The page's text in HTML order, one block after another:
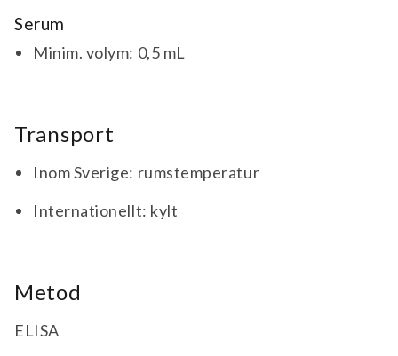
Serum
Minim. volym: 0,5 mL
Transport
Inom Sverige: rumstemperatur
Internationellt: kylt
Metod
ELISA